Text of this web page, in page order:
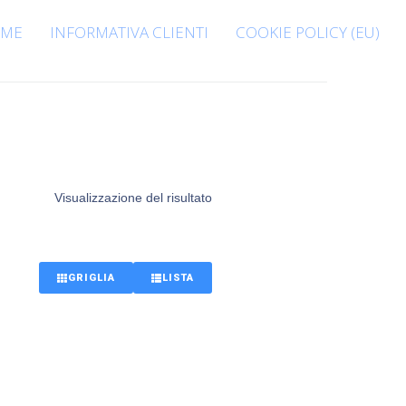
INFORMATIVA CLIENTI COOKIE POLICY (EU)
Visualizzazione del risultato
GRIGLIA LISTA